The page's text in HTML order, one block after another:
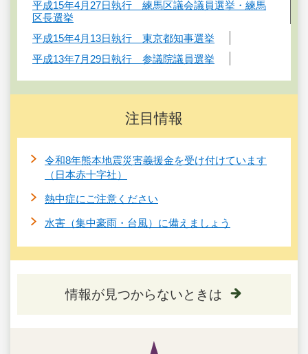
平成15年4月27日執行 練馬区議会議員選挙・練馬
区長選挙
平成15年4月13日執行 東京都知事選挙
平成13年7月29日執行 参議院議員選挙
注目情報
令和8年熊本地震災害義援金を受け付けています
（日本赤十字社）
熱中症にご注意ください
水害（集中豪雨・台風）に備えましょう
情報が見つからないときは